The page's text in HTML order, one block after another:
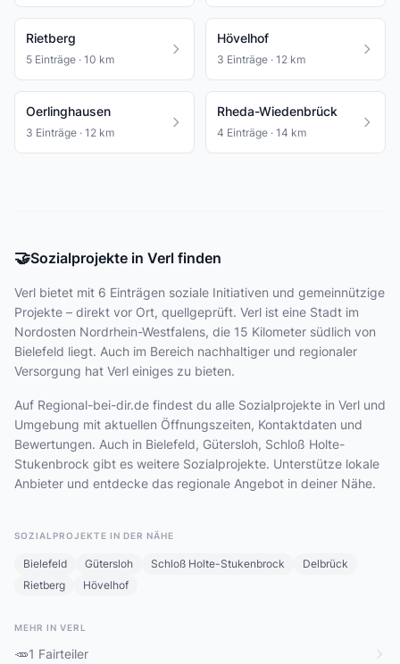
Rietberg
5 Einträge · 10 km
Hövelhof
3 Einträge · 12 km
Oerlinghausen
3 Einträge · 12 km
Rheda-Wiedenbrück
4 Einträge · 14 km
🤝Sozialprojekte in Verl finden
Verl bietet mit 6 Einträgen soziale Initiativen und gemeinnützige
Projekte – direkt vor Ort, quellgeprüft. Verl ist eine Stadt im
Nordosten Nordrhein-Westfalens, die 15 Kilometer südlich von
Bielefeld liegt. Auch im Bereich nachhaltiger und regionaler
Versorgung hat Verl einiges zu bieten.
Auf Regional-bei-dir.de findest du alle Sozialprojekte in Verl und
Umgebung mit aktuellen Öffnungszeiten, Kontaktdaten und
Bewertungen. Auch in Bielefeld, Gütersloh, Schloß Holte-
Stukenbrock gibt es weitere Sozialprojekte. Unterstütze lokale
Anbieter und entdecke das regionale Angebot in deiner Nähe.
SOZIALPROJEKTE IN DER NÄHE
Bielefeld Gütersloh Schloß Holte-Stukenbrock
Delbrück
Rietberg
Hövelhof
MEHR IN VERL
🥕1 Fairteiler